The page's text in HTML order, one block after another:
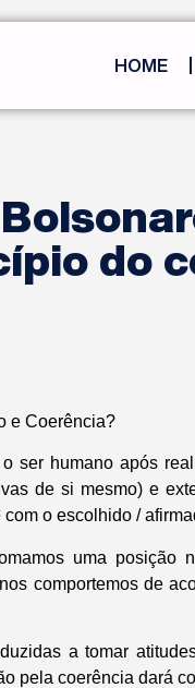
HOME
do
e Coerência?
ser humano após
de si mesmo) e
o escolhido /
uma posição
comportemos de
a tomar
pela coerência dará